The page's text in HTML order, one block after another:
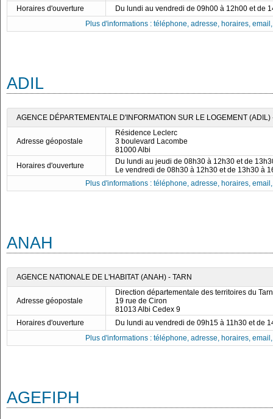
Horaires d'ouverture
Du lundi au vendredi de 09h00 à 12h00 et de
Plus d'informations : téléphone, adresse, horaires,
ADIL
AGENCE DÉPARTEMENTALE D'INFORMATION SUR LE LOGEMENT (ADIL)
Adresse géopostale
Résidence Leclerc
3 boulevard Lacombe
81000 Albi
Horaires d'ouverture
Du lundi au jeudi de 08h30 à 12h30 et de
Le vendredi de 08h30 à 12h30 et de 13h30 à
Plus d'informations : téléphone, adresse, horaires,
ANAH
AGENCE NATIONALE DE L'HABITAT (ANAH) - TARN
Adresse géopostale
Direction départementale des territoires du Tarn
19 rue de Ciron
81013 Albi Cedex 9
Horaires d'ouverture
Du lundi au vendredi de 09h15 à 11h30 et de
Plus d'informations : téléphone, adresse, horaires,
AGEFIPH